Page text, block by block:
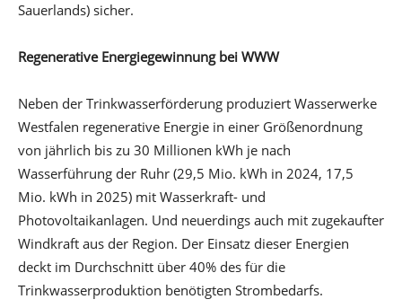
Sauerlands) sicher.
Regenerative Energiegewinnung bei WWW
Neben der Trinkwasserförderung produziert Wasserwerke
Westfalen regenerative Energie in einer Größenordnung
von jährlich bis zu 30 Millionen kWh je nach
Wasserführung der Ruhr (29,5 Mio. kWh in 2024, 17,5
Mio. kWh in 2025) mit Wasserkraft- und
Photovoltaikanlagen. Und neuerdings auch mit zugekaufter
Windkraft aus der Region. Der Einsatz dieser Energien
deckt im Durchschnitt über 40% des für die
Trinkwasserproduktion benötigten Strombedarfs.